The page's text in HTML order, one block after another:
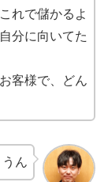
れで儲かるよ
分に向いてた
客様で、どん
うん